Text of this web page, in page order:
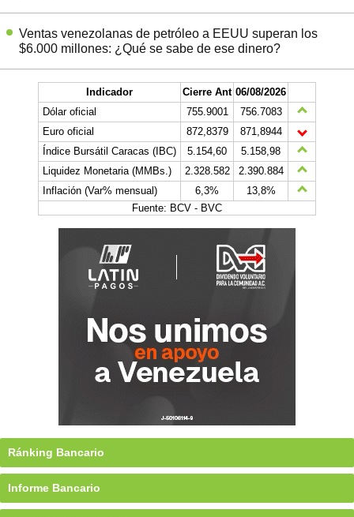
Ventas venezolanas de petróleo a EEUU superan los
$6.000 millones: ¿Qué se sabe de ese dinero?
Indicador Cierre Ant 06/08/2026
Dólar oficial
755.9001
756.7083
Euro oficial
872,8379
871,8944
Índice Bursátil Caracas (IBC)
5.154,60
5.158,98
Liquidez Monetaria (MMBs.)
2.328.582
2.390.884
Inflación (Var% mensual)
6,3%
13,8%
Fuente: BCV - BVC
Ránking Bancario
Informe Bancario